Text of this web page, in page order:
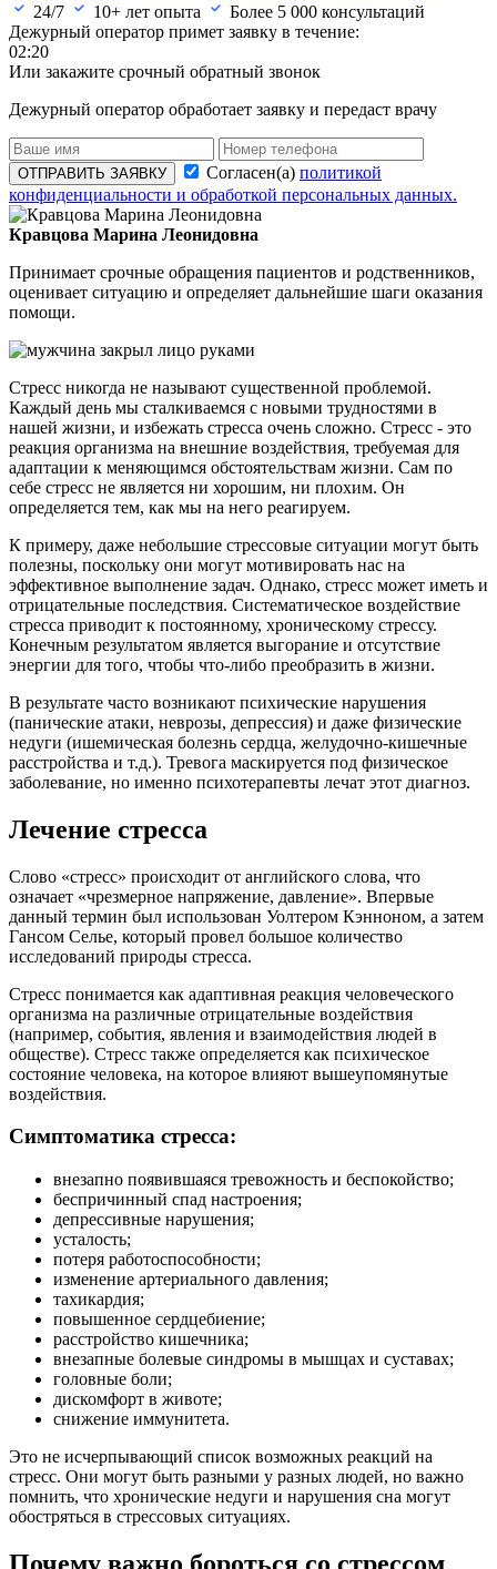
24/7
10+ лет опыта Более 5 000 консультаций
Дежурный оператор примет заявку в течение:
02:20
Или закажите срочный обратный звонок
Дежурный оператор обработает заявку и передаст врачу
ОТПРАВИТЬ ЗАЯВКУ Согласен(а) политикой
конфиденциальности и обработкой персональных данных.
Кравцова Марина Леонидовна
Принимает срочные обращения пациентов и родственников,
оценивает ситуацию и определяет дальнейшие шаги оказания
помощи.
Стресс никогда не называют существенной проблемой.
Каждый день мы сталкиваемся с новыми трудностями в
нашей жизни, и избежать стресса очень сложно. Стресс - это
реакция организма на внешние воздействия, требуемая для
адаптации к меняющимся обстоятельствам жизни. Сам по
себе стресс не является ни хорошим, ни плохим. Он
определяется тем, как мы на него реагируем.
К примеру, даже небольшие стрессовые ситуации могут быть
полезны, поскольку они могут мотивировать нас на
эффективное выполнение задач. Однако, стресс может иметь и
отрицательные последствия. Систематическое воздействие
стресса приводит к постоянному, хроническому стрессу.
Конечным результатом является выгорание и отсутствие
энергии для того, чтобы что-либо преобразить в жизни.
В результате часто возникают психические нарушения
(панические атаки, неврозы, депрессия) и даже физические
недуги (ишемическая болезнь сердца, желудочно-кишечные
расстройства и т.д.). Тревога маскируется под физическое
заболевание, но именно психотерапевты лечат этот диагноз.
Лечение стресса
Слово «стресс» происходит от английского слова, что
означает «чрезмерное напряжение, давление». Впервые
данный термин был использован Уолтером Кэнноном, а затем
Гансом Селье, который провел большое количество
исследований природы стресса.
Стресс понимается как адаптивная реакция человеческого
организма на различные отрицательные воздействия
(например, события, явления и взаимодействия людей в
обществе). Стресс также определяется как психическое
состояние человека, на которое влияют вышеупомянутые
воздействия.
Симптоматика стресса:
внезапно появившаяся тревожность и беспокойство;
беспричинный спад настроения;
депрессивные нарушения;
усталость;
потеря работоспособности;
изменение артериального давления;
тахикардия;
повышенное сердцебиение;
расстройство кишечника;
внезапные болевые синдромы в мышцах и суставах;
головные боли;
дискомфорт в животе;
снижение иммунитета.
Это не исчерпывающий список возможных реакций на
стресс. Они могут быть разными у разных людей, но важно
помнить, что хронические недуги и нарушения сна могут
обостряться в стрессовых ситуациях.